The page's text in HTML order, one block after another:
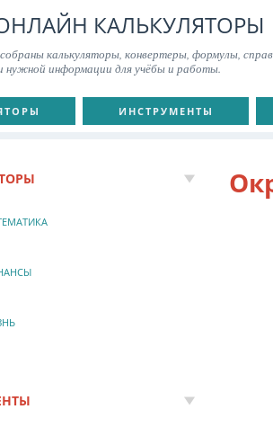
КАЛЬКУЛЯТОРЫ
калькуляторы, конвертеры, формулы,
нужной информации для учёбы и работы.
ИНСТРУМЕНТЫ